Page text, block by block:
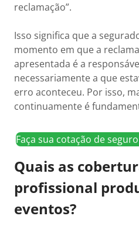
reclamação”.
Isso significa que a
momento em que a
apresentada é a
necessariamente a que
erro aconteceu. Por isso,
continuamente é
Faça sua cotação de
Quais as
profissional
eventos?